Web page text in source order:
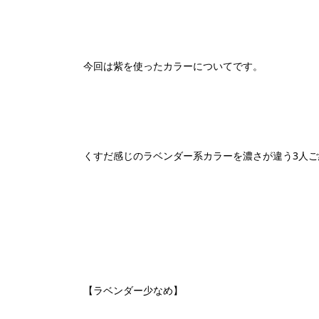
今回は紫を使ったカラーについてです。
くすだ感じのラベンダー系カラーを濃さが違う3人ご
【ラベンダー少なめ】